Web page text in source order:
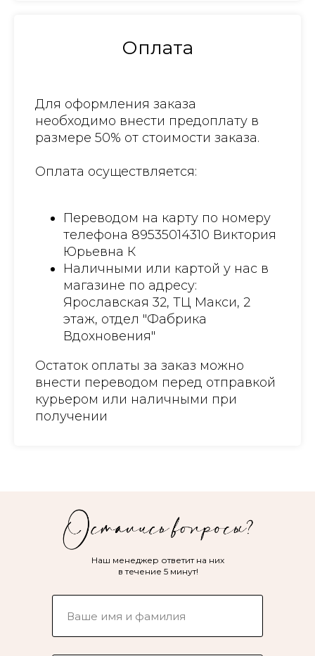
Оплата
Для оформления заказа
необходимо внести предоплату в
размере 50% от стоимости заказа.
Оплата осуществляется:
Переводом на карту по номеру
телефона 89535014310 Виктория
Юрьевна К
Наличными или картой у нас в
магазине по адресу:
Ярославская 32, ТЦ Макси, 2
этаж, отдел "Фабрика
Вдохновения"
Остаток оплаты за заказ можно
внести переводом перед отправкой
курьером или наличными при
получении
Наш менеджер ответит на них
в течение 5 минут!